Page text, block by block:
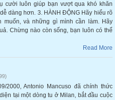
cười luôn giúp bạn vượt qua khó khăn
dàng hơn. 3. HÀNH ĐỘNG Hãy hiểu rõ
muốn, và những gì mình cần làm. Hãy
Chừng nào còn sống, bạn luôn có thể
Read More
2000, Antonio Mancuso đã chính thức
tại một dòng tu ở Milan, bắt đầu cuộc